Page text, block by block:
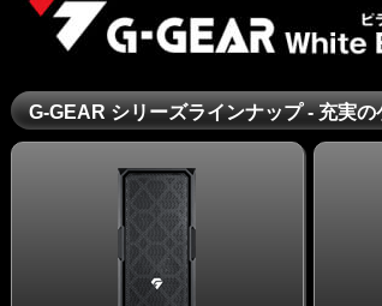
G-GEAR シリーズラインナップ - 充実